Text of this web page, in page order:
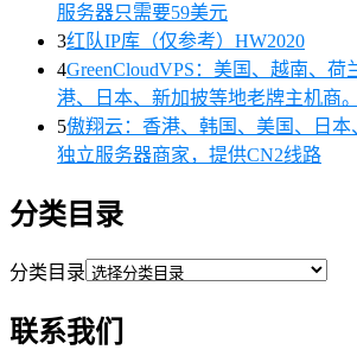
服务器只需要59美元
3红队IP库（仅参考）HW2020
4GreenCloudVPS：美国、越南、
港、日本、新加披等地老牌主机商。
5傲翔云：香港、韩国、美国、日本
独立服务器商家，提供CN2线路
分类目录
分类目录
联系我们